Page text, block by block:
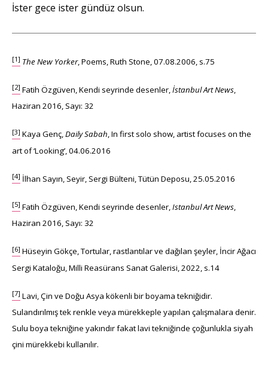
İster gece ister gündüz olsun.
[1] The New Yorker, Poems, Ruth Stone, 07.08.2006, s.75
[2] Fatih Özgüven, Kendi seyrinde desenler,İstanbul Art News,
Haziran 2016, Sayı: 32
[3] Kaya Genç,Daily Sabah, In first solo show, artist focuses on the
art of ‘Looking’, 04.06.2016
[4] İlhan Sayın, Seyir, Sergi Bülteni, Tütün Deposu, 25.05.2016
[5] Fatih Özgüven, Kendi seyrinde desenler,Istanbul Art News,
Haziran 2016, Sayı: 32
[6] Hüseyin Gökçe, Tortular, rastlantılar ve dağılan şeyler, İncir Ağacı
Sergi Kataloğu, Milli Reasürans Sanat Galerisi, 2022, s.14
[7] Lavi, Çin ve Doğu Asya kökenli bir boyama tekniğidir.
Sulandırılmış tek renkle veya mürekkeple yapılan çalışmalara denir.
Sulu boya tekniğine yakındır fakat lavi tekniğinde çoğunlukla siyah
çini mürekkebi kullanılır.